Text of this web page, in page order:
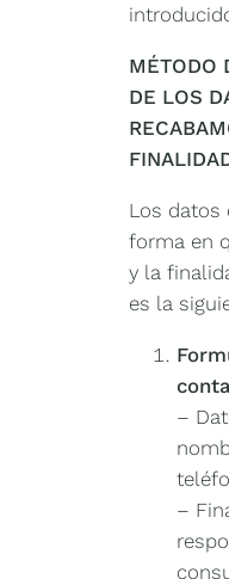
MÉTODO
DE LOS
Los datos
forma en
y la
es la
–
–